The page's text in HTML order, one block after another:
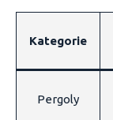
Kategorie
Pergoly